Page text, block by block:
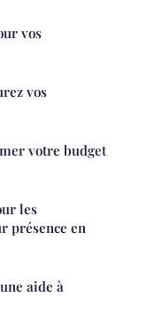
vos
vos
votre budget
les
présence en
aide à